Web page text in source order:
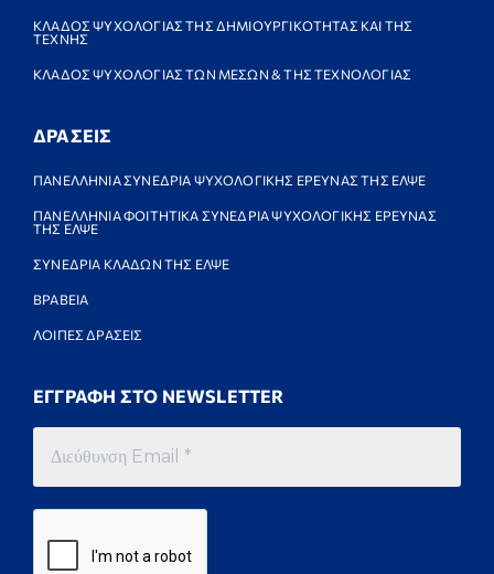
ΚΛΑΔΟΣ ΨΥΧΟΛΟΓΙΑΣ ΤΗΣ ΔΗΜΙΟΥΡΓΙΚΟΤΗΤΑΣ ΚΑΙ ΤΗΣ
ΤΕΧΝΗΣ
ΚΛΑΔΟΣ ΨΥΧΟΛΟΓΙΑΣ ΤΩΝ ΜΕΣΩΝ & ΤΗΣ ΤΕΧΝΟΛΟΓΙΑΣ
ΔΡΑΣΕΙΣ
ΠΑΝΕΛΛΗΝΙΑ ΣΥΝΕΔΡΙΑ ΨΥΧΟΛΟΓΙΚΗΣ ΕΡΕΥΝΑΣ ΤΗΣ ΕΛΨΕ
ΠΑΝΕΛΛΗΝΙΑ ΦΟΙΤΗΤΙΚΑ ΣΥΝΕΔΡΙΑ ΨΥΧΟΛΟΓΙΚΗΣ ΕΡΕΥΝΑΣ
ΤΗΣ ΕΛΨΕ
ΣΥΝΕΔΡΙΑ ΚΛΑΔΩΝ ΤΗΣ ΕΛΨΕ
ΒΡΑΒΕΙΑ
ΛΟΙΠΕΣ ΔΡΑΣΕΙΣ
ΕΓΓΡΑΦΗ ΣΤΟ NEWSLETTER